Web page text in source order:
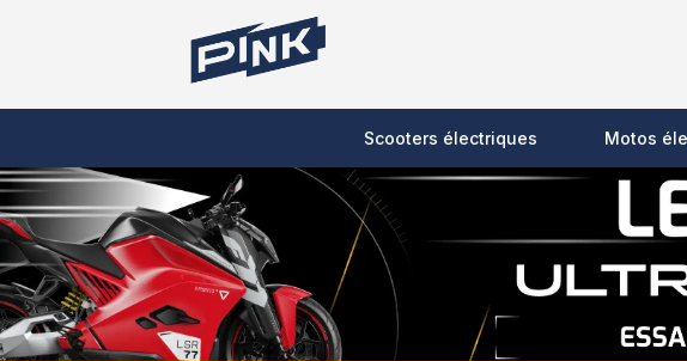
Scooters électriques Motos